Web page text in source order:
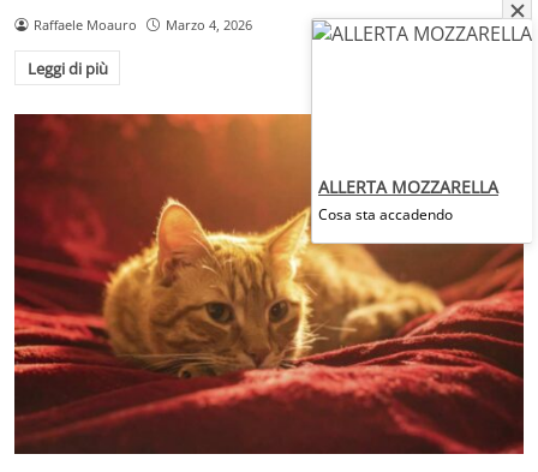
Raffaele Moauro Marzo 4, 2026
Leggi di più
ALLERTA MOZZARELLA
Cosa sta accadendo